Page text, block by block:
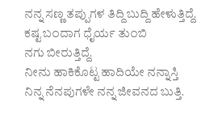
ನನ್ನ ಸಣ್ಣ ತಪ್ಪುಗಳ ತಿದ್ದಿ ಬುದ್ದಿ ಹೇಳುತ್ತಿದ್ದೆ,
ಕಷ್ಟ ಬಂದಾಗ ಧೈರ್ಯ ತುಂಬಿ
ನಗು ಬೀರುತ್ತಿದ್ದೆ.
ನೀನು ಹಾಕಿಕೊಟ್ಟ ಹಾದಿಯೇ ನನ್ನಾಸ್ತಿ
ನಿನ್ನ ನೆನಪುಗಳೇ ನನ್ನ ಜೀವನದ ಬುತ್ತಿ.